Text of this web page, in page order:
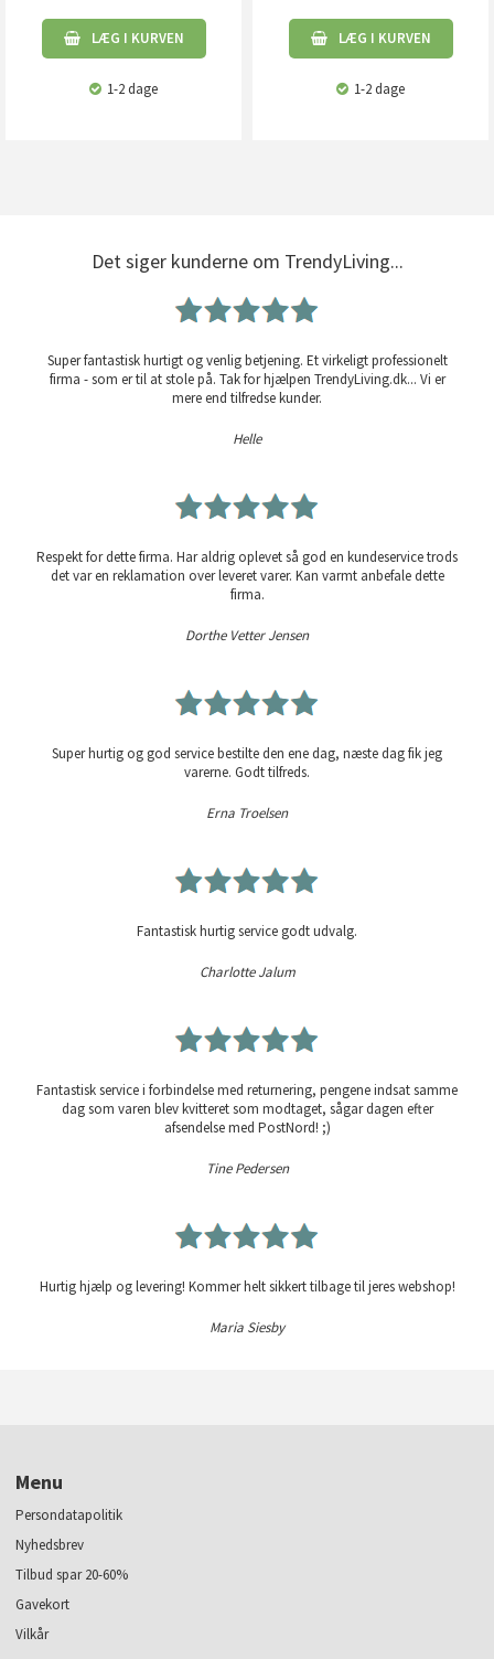
LÆG I KURVEN
1-2 dage
LÆG I KURVEN
1-2 dage
Det siger kunderne om TrendyLiving...
Super fantastisk hurtigt og venlig betjening. Et virkeligt professionelt
firma - som er til at stole på. Tak for hjælpen TrendyLiving.dk... Vi er
mere end tilfredse kunder.
Helle
Respekt for dette firma. Har aldrig oplevet så god en kundeservice trods
det var en reklamation over leveret varer. Kan varmt anbefale dette
firma.
Dorthe Vetter Jensen
Super hurtig og god service bestilte den ene dag, næste dag fik jeg
varerne. Godt tilfreds.
Erna Troelsen
Fantastisk hurtig service godt udvalg.
Charlotte Jalum
Fantastisk service i forbindelse med returnering, pengene indsat samme
dag som varen blev kvitteret som modtaget, sågar dagen efter
afsendelse med PostNord! ;)
Tine Pedersen
Hurtig hjælp og levering! Kommer helt sikkert tilbage til jeres webshop!
Maria Siesby
Menu
Persondatapolitik
Nyhedsbrev
Tilbud spar 20-60%
Gavekort
Vilkår